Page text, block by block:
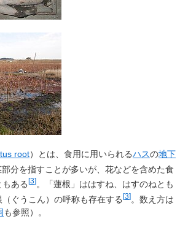
root）とは、食用に用いられるハスの地下
分を指すことが多いが、花などを含めた食
ある [3] 。「蓮根」ははすね はすのねとも
（ぐうこん）の呼称も存在する[3]。数え方は
も参照）。